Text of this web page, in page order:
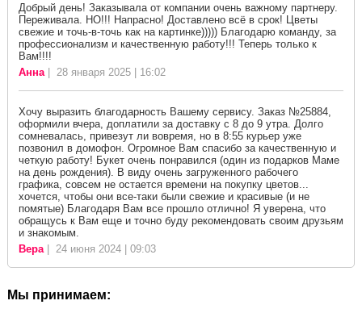
Добрый день! Заказывала от компании очень важному партнеру.
Переживала. НО!!! Напрасно! Доставлено всё в срок! Цветы
свежие и точь-в-точь как на картинке))))) Благодарю команду, за
профессионализм и качественную работу!!! Теперь только к
Вам!!!!
Анна| 28 января 2025 | 16:02
Хочу выразить благодарность Вашему сервису. Заказ №25884,
оформили вчера, доплатили за доставку с 8 до 9 утра. Долго
сомневалась, привезут ли вовремя, но в 8:55 курьер уже
позвонил в домофон. Огромное Вам спасибо за качественную и
четкую работу! Букет очень понравился (один из подарков Маме
на день рождения). В виду очень загруженного рабочего
графика, совсем не остается времени на покупку цветов...
хочется, чтобы они все-таки были свежие и красивые (и не
помятые) Благодаря Вам все прошло отлично! Я уверена, что
обращусь к Вам еще и точно буду рекомендовать своим друзьям
и знакомым.
Вера| 24 июня 2024 | 09:03
Мы принимаем: